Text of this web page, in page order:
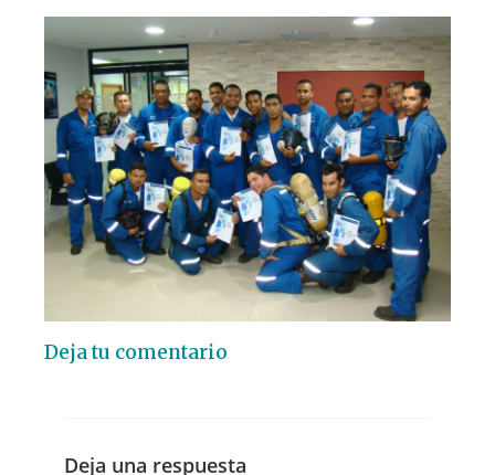
Deja tu comentario
Deja una respuesta